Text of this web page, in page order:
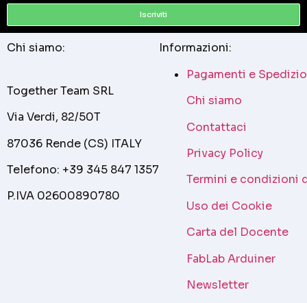
Iscriviti
Chi siamo:
Together Team SRL
Via Verdi, 82/50T
87036 Rende (CS) ITALY
Telefono: +39 345 847 1357
P.IVA 02600890780
Informazioni:
Pagamenti e
Chi siamo
Contattaci
Privacy Policy
Termini e condizioni
Uso dei Cookie
Carta del Docente
FabLab Arduiner
Newsletter